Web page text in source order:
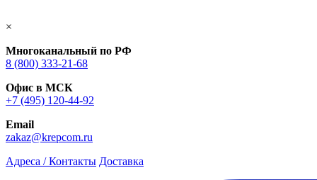
×
Многоканальный по РФ
8 (800) 333‑21-68
Офис в МСК
+7 (495) 120-44-92
Email
zakaz@krepcom.ru
Адреса / Контакты Доставка